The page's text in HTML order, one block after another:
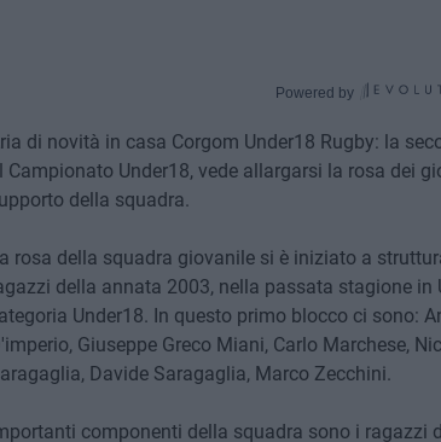
Powered by
di novità in casa Corgom Under18 Rugby: la
Campionato Under18, vede allargarsi la rosa dei
della squadra.
rosa della squadra giovanile si è iniziato a
della annata 2003, nella passata stagione in
Under18. In questo primo blocco ci sono:
Giuseppe Greco Miani, Carlo Marchese,
Davide Saragaglia, Marco Zecchini.
componenti della squadra sono i ragazzi